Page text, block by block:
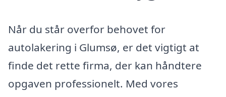
Når du står overfor behovet for
autolakering i Glumsø, er det vigtigt at
finde det rette firma, der kan håndtere
opgaven professionelt. Med vores